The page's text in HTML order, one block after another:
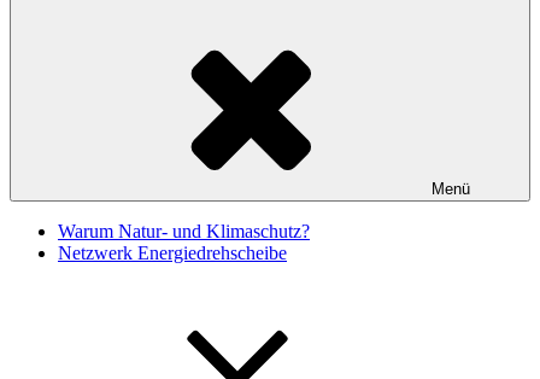
Menü
Warum Natur- und Klimaschutz?
Netzwerk Energiedrehscheibe